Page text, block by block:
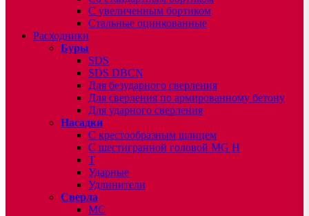
С увеличенным бортиком
Стальные оцинкованные
Расходники
Буры
SDS
SDS DBCN
Для безударного сверления
Для сверления по армированному бетону
Для ударного сверления
Насадки
С крестообразным шлицем
С шестигранной головой MG H
T
Ударные
Удлинители
Сверла
МС